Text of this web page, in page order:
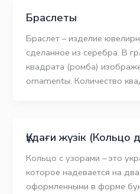
Браслеты
Браслет – изделие
сделанное из серебра. В
квадрата (ромба)
ornamentы. Количество
Құдағи жүзік (Кольцо
Кольцо с узорами – это
которое надевается на
оформленными в форме